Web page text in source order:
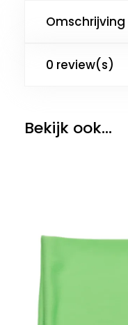
Omschrijving
0 review(s)
Bekijk ook...